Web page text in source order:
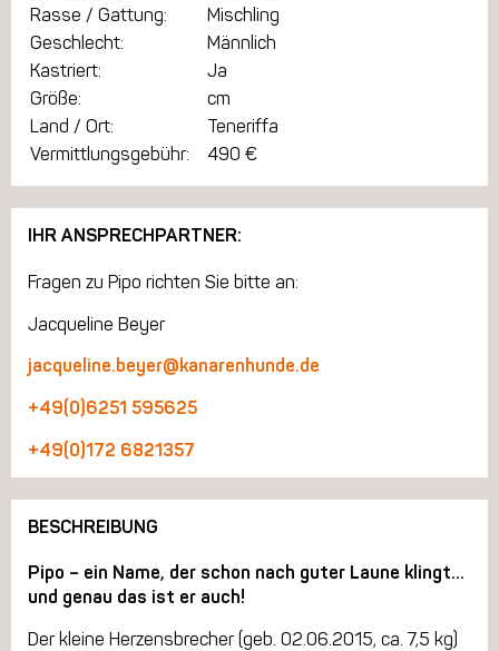
Rasse / Gattung:
Mischling
Geschlecht:
Männlich
Kastriert:
Ja
Größe:
cm
Land / Ort:
Teneriffa
Vermittlungsgebühr:
490 €
IHR ANSPRECHPARTNER:
Fragen zu Pipo richten Sie bitte an:
Jacqueline Beyer
jacqueline.beyer@kanarenhunde.de
+49(0)6251 595625
+49(0)172 6821357
BESCHREIBUNG
Pipo – ein Name, der schon nach guter Laune klingt…
und genau das ist er auch!
Der kleine Herzensbrecher (geb. 02.06.2015, ca. 7,5 kg)